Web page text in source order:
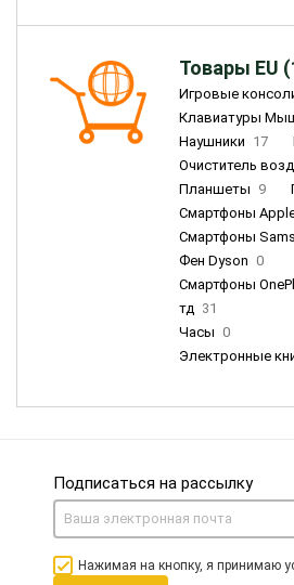
Товары EU
Игровые
Клавиатуры
Наушники 17
Очиститель
Планшеты 9
Смартфоны
Смартфоны
Фен Dyson 0
Смартфоны
тд 31
Часы 0
Электронные
Подписаться на рассылку
Нажимая на кнопку, я принимаю